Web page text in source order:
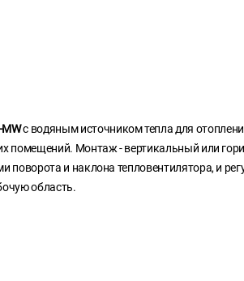
МWс водяным источником тепла для
помещений. Монтаж - вертикальный или
поворота и наклона тепловентилятора, и
область.